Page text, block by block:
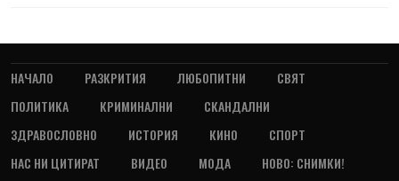
НАЧАЛО РАЗКРИТИЯ ЛЮБОПИТНИ
СВЯТ
ПОЛИТИКА
КРИМИНАЛНИ
СКАНДАЛНИ
ЗДРАВОСЛОВНО
ИСТОРИЯ КИНО
СПОРТ
НАС НИ ЦИТИРАТ
ВИДЕО МОДА
НОВО: СНИМКИ!